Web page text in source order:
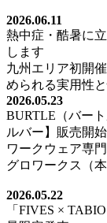
2026.06.11
熱中症・酷暑に
します
九州エリア初開
められる実用性
2026.05.23
BURTLE（バー
ルバー】販売開始
ワークウェア専
グロワークス（
2026.05.22
「FIVES ×